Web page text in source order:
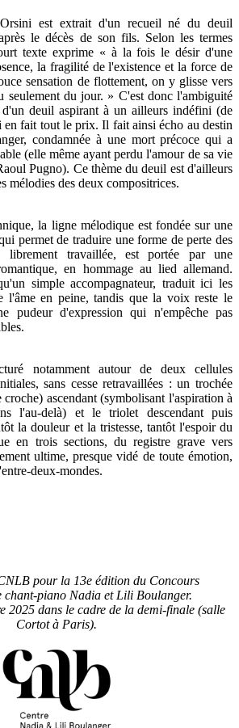
est extrait d'un recueil né du deuil
le décès de son fils. Selon les termes
texte exprime « à la fois le désir d'une
la fragilité de l'existence et la force de
sensation de flottement, on y glisse vers
seulement du jour. » C'est donc l'ambiguité
d'un deuil aspirant à un ailleurs indéfini (de
en fait tout le prix. Il fait ainsi écho au destin
condamnée à une mort précoce qui a
(elle même ayant perdu l'amour de sa vie
Pugno). Ce thème du deuil est d'ailleurs
mélodies des deux compositrices.
la ligne mélodique est fondée sur une
permet de traduire une forme de perte des
librement travaillée, est portée par une
en hommage au lied allemand.
simple accompagnateur, traduit ici les
l'âme en peine, tandis que la voix reste le
pudeur d'expression qui n'empêche pas
notamment autour de deux cellules
sans cesse retravaillées : un trochée
ascendant (symbolisant l'aspiration à
l'au-delà) et le triolet descendant puis
la douleur et la tristesse, tantôt l'espoir du
en trois sections, du registre grave vers
ultime, presque vidé de toute émotion,
deux-mondes.
pour la 13e édition du Concours
chant-piano Nadia et Lili Boulanger.
2025 dans le cadre de la demi-finale (salle
Cortot à Paris).